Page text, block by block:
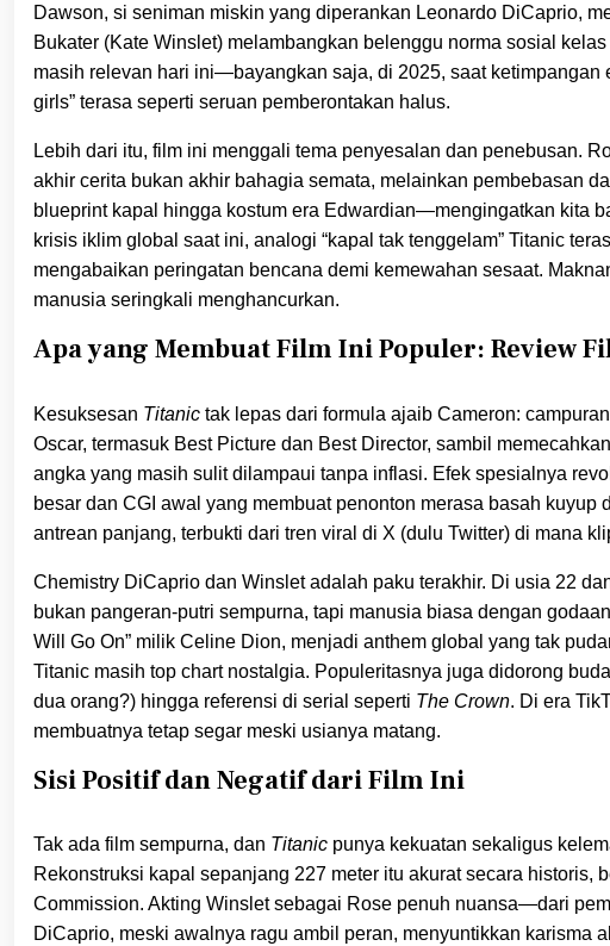
Dawson, si seniman miskin yang diperankan Leonardo DiCaprio,
Bukater (Kate Winslet) melambangkan belenggu norma sosial
masih relevan hari ini—bayangkan saja, di 2025, saat ketimpangan
girls” terasa seperti seruan pemberontakan halus.
Lebih dari itu, film ini menggali tema penyesalan dan penebusan.
akhir cerita bukan akhir bahagia semata, melainkan pembebasan
blueprint kapal hingga kostum era Edwardian—mengingatkan kita
krisis iklim global saat ini, analogi “kapal tak tenggelam” Titanic
mengabaikan peringatan bencana demi kemewahan sesaat.
manusia seringkali menghancurkan.
Apa yang Membuat Film Ini Populer: Review
Kesuksesan Titanic tak lepas dari formula ajaib Cameron:
Oscar, termasuk Best Picture dan Best Director, sambil
angka yang masih sulit dilampaui tanpa inflasi. Efek spesialnya
besar dan CGI awal yang membuat penonton merasa basah
antrean panjang, terbukti dari tren viral di X (dulu Twitter) di mana
Chemistry DiCaprio dan Winslet adalah paku terakhir. Di usia 22
bukan pangeran-putri sempurna, tapi manusia biasa dengan
Will Go On” milik Celine Dion, menjadi anthem global yang tak
Titanic masih top chart nostalgia. Populeritasnya juga didorong
dua orang?) hingga referensi di serial seperti The Crown. Di era
membuatnya tetap segar meski usianya matang.
Sisi Positif dan Negatif dari Film Ini
Tak ada film sempurna, dan Titanic punya kekuatan sekaligus
Rekonstruksi kapal sepanjang 227 meter itu akurat secara
Commission. Akting Winslet sebagai Rose penuh nuansa—dari
DiCaprio, meski awalnya ragu ambil peran, menyuntikkan karisma